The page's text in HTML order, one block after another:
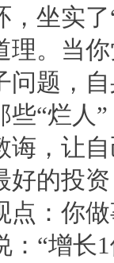
，坐实
理。当
问题，
些“烂人
诲，让
好的投
点：你
：“增长